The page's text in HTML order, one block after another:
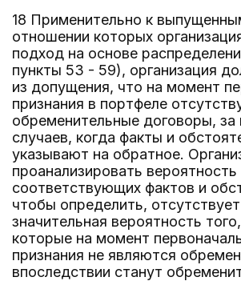
18 Применительно к
отношении которых
подход на основе
пункты 53 - 59), организация
из допущения, что на момент
признания в портфеле
обременительные договоры, за
случаев, когда факты и
указывают на обратное.
проанализировать
соответствующих фактов и
чтобы определить,
значительная вероятность
которые на момент
признания не являются
впоследствии станут